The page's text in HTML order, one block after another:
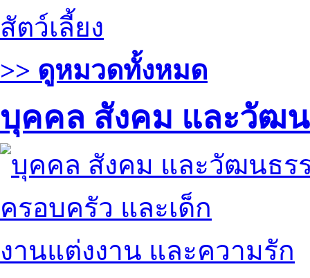
สัตว์เลี้ยง
>> ดูหมวดทั้งหมด
บุคคล สังคม และวัฒ
ครอบครัว และเด็ก
งานแต่งงาน และความรัก